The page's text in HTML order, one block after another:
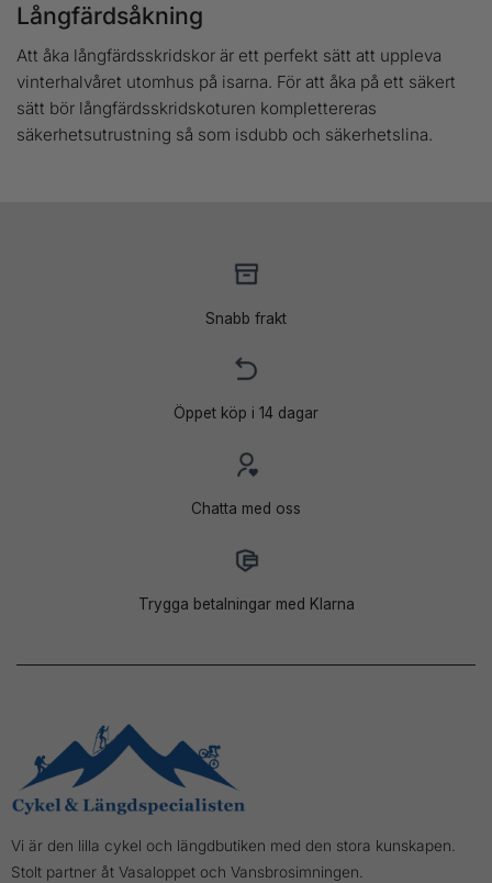
Långfärdsåkning
Att åka långfärdsskridskor är ett perfekt sätt att uppleva
vinterhalvåret utomhus på isarna. För att åka på ett säkert
sätt bör långfärdsskridskoturen komplettereras
säkerhetsutrustning så som isdubb och säkerhetslina.
Snabb frakt
Öppet köp i 14 dagar
Chatta med oss
Trygga betalningar med Klarna
Vi är den lilla cykel och längdbutiken med den stora kunskapen.
Stolt partner åt Vasaloppet och Vansbrosimningen.